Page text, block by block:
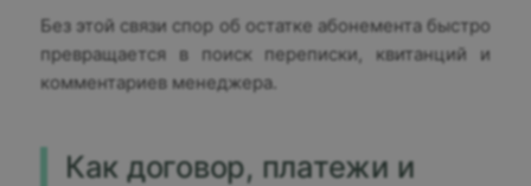
Без этой связи спор об остатке абонемента быстро
превращается в поиск переписки, квитанций и
комментариев менеджера.
Как договор, платежи и